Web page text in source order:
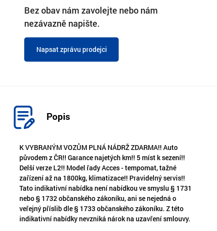
Bez obav nám zavolejte nebo nám
nezávazně napište.
Napsat zprávu prodejci
Popis
K VYBRANÝM VOZŮM PLNÁ NÁDRŽ ZDARMA!! Auto
původem z ČR!! Garance najetých km!! 5 míst k sezení!!
Delší verze L2!! Model řady Acces - tempomat, tažné
zařízení až na 1800kg, klimatizace!! Pravidelný servis!!
Tato indikativní nabídka není nabídkou ve smyslu § 1731
nebo § 1732 občanského zákoníku, ani se nejedná o
veřejný příslib dle § 1733 občanského zákoníku. Z této
indikativní nabídky nevzniká nárok na uzavření smlouvy.